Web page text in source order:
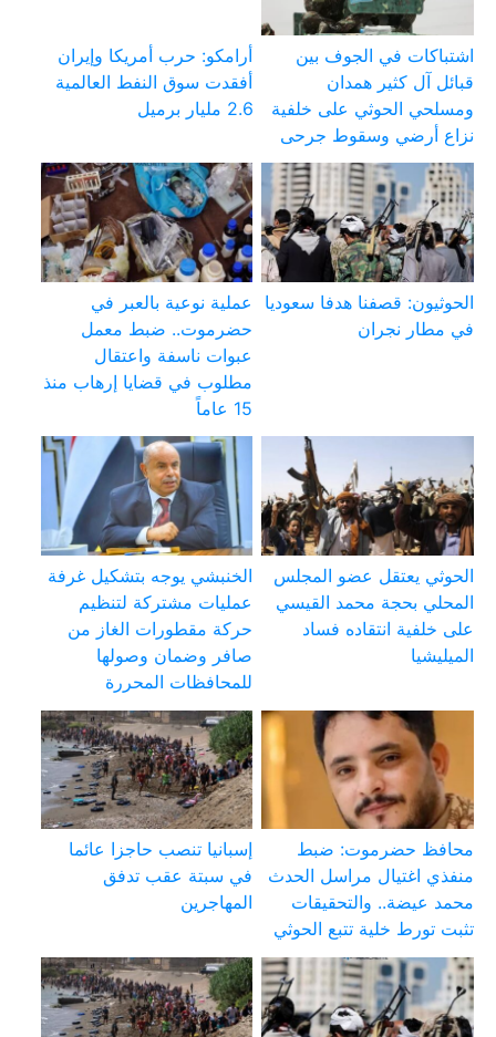
اشتباكات في الجوف بين
قبائل آل كثير همدان
ومسلحي الحوثي على خلفية
نزاع أرضي وسقوط جرحى
أرامكو: حرب أمريكا وإيران
أفقدت سوق النفط العالمية
2.6 مليار برميل
الحوثيون: قصفنا هدفا سعوديا
في مطار نجران
عملية نوعية بالعبر في
حضرموت.. ضبط معمل
عبوات ناسفة واعتقال
مطلوب في قضايا إرهاب منذ
15 عاماً
الحوثي يعتقل عضو المجلس
المحلي بحجة محمد القيسي
على خلفية انتقاده فساد
الميليشيا
الخنبشي يوجه بتشكيل غرفة
عمليات مشتركة لتنظيم
حركة مقطورات الغاز من
صافر وضمان وصولها
للمحافظات المحررة
محافظ حضرموت: ضبط
منفذي اغتيال مراسل الحدث
محمد عيضة.. والتحقيقات
تثبت تورط خلية تتبع الحوثي
إسبانيا تنصب حاجزا عائما
في سبتة عقب تدفق
المهاجرين